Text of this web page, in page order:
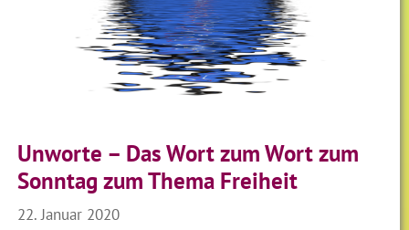
Unworte – Das Wort zum Wort zum
Sonntag zum Thema Freiheit
22. Januar 2020